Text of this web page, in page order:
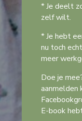
* Je deelt
zelf wilt.
* Je hebt
nu toch
meer
Doe je
aanmelden
E-book